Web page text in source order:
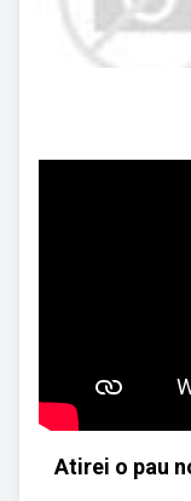
Atirei o pau